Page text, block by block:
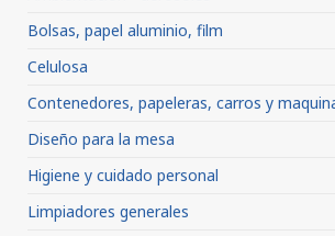
Bolsas, papel aluminio, film
Celulosa
Contenedores, papeleras, carros y
Diseño para la mesa
Higiene y cuidado personal
Limpiadores generales